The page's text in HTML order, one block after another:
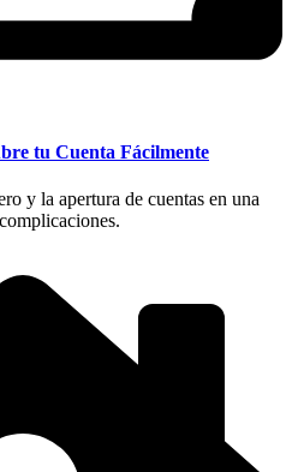
tu Cuenta Fácilmente
y la apertura de cuentas en una